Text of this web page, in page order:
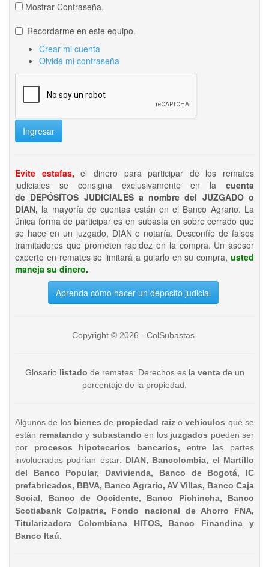
Mostrar Contraseña.
Recordarme en este equipo.
Crear mi cuenta
Olvidé mi contraseña
Ingresar
Evite estafas, el dinero para participar de los remates
judiciales se consigna exclusivamente en la cuenta
de DEPÓSITOS JUDICIALES a nombre del JUZGADO o
DIAN, la mayoría de cuentas están en el Banco Agrario. La
única forma de participar es en subasta en sobre cerrado que
se hace en un juzgado, DIAN o notaría. Desconfíe de falsos
tramitadores que prometen rapidez en la compra. Un asesor
experto en remates se limitará a guiarlo en su compra, usted
maneja su dinero.
Aprenda cómo hacer un deposito judicial
Copyright © 2026 - ColSubastas
Glosario listado de remates: Derechos es la ventade un
porcentaje de la propiedad.
Algunos de los bienesde propiedad raízo vehículos que se
están rematando y subastando en los juzgados pueden ser
por procesos hipotecarios bancarios, entre las partes
involucradas podrían estar: DIAN, Bancolombia, el Martillo
del Banco Popular, Davivienda, Banco de Bogotá, IC
prefabricados, BBVA, Banco Agrario, AV Villas, Banco Caja
Social, Banco de Occidente, Banco Pichincha, Banco
Scotiabank Colpatria, Fondo nacional de Ahorro FNA,
Titularizadora Colombiana HITOS, Banco Finandina y
Banco Itaú.